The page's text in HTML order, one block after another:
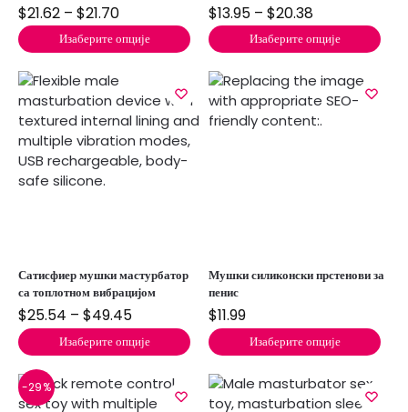
$21.62 – $21.70
Изаберите опције
$13.95 – $20.38
Изаберите опције
Сатисфиер мушки мастурбатор
са топлотном вибрацијом
$25.54 – $49.45
Изаберите опције
Мушки силиконски прстенови за
пенис
$11.99
Изаберите опције
-29%